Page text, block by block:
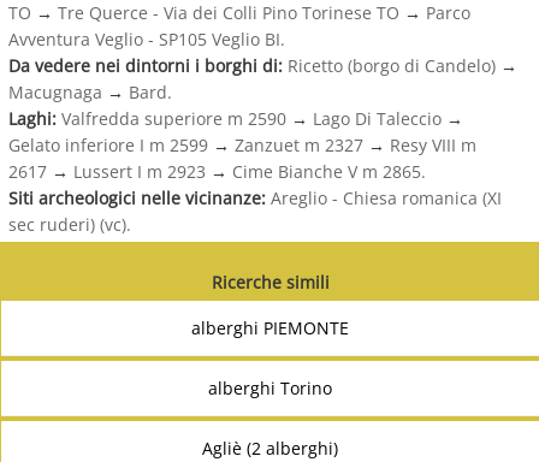
TO → Tre Querce - Via dei Colli Pino Torinese TO → Parco
Avventura Veglio - SP105 Veglio BI.
Da vedere nei dintorni i borghi di: Ricetto (borgo di Candelo) →
Macugnaga → Bard.
Laghi: Valfredda superiore m 2590 → Lago Di Taleccio →
Gelato inferiore I m 2599 → Zanzuet m 2327 → Resy VIII m
2617 → Lussert I m 2923 → Cime Bianche V m 2865.
Siti archeologici nelle vicinanze: Areglio - Chiesa romanica (XI
sec ruderi) (vc).
Ricerche simili
alberghi PIEMONTE
alberghi Torino
Agliè (2 alberghi)